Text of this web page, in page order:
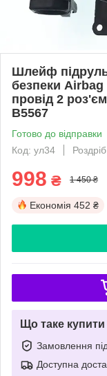
Шлейф
безпеки
провід 2
B5567
Готово до відправки
Код: ул34
Роздріб
998 ₴ 1 450 ₴
Економія 452 ₴
Що таке
Замовлення
Доступна